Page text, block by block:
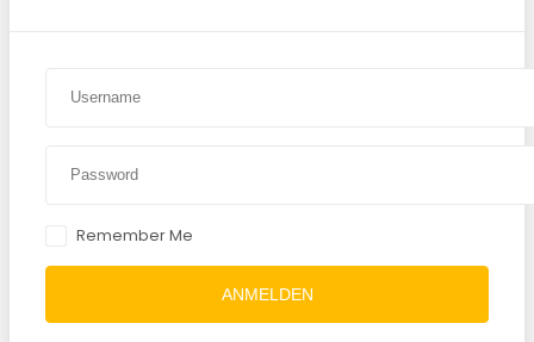
Remember Me
ANMELDEN